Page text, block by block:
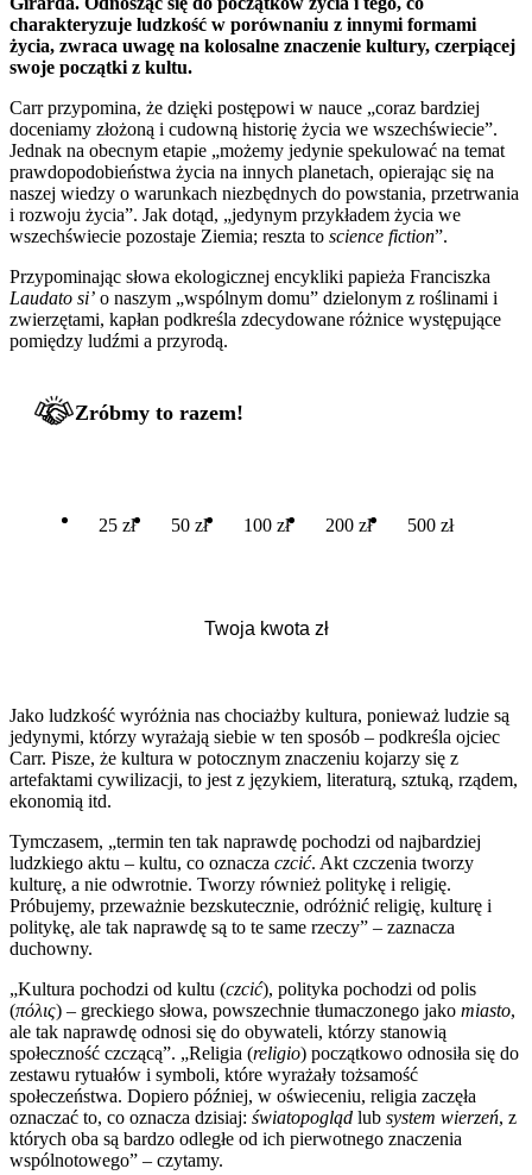
charakteryzuje ludzkość w porównaniu z innymi formami
życia, zwraca uwagę na kolosalne znaczenie kultury, czerpiącej
swoje początki z kultu.
Carr przypomina, że dzięki postępowi w nauce „coraz bardziej
doceniamy złożoną i cudowną historię życia we wszechświecie”.
Jednak na obecnym etapie „możemy jedynie spekulować na temat
prawdopodobieństwa życia na innych planetach, opierając się na
naszej wiedzy o warunkach niezbędnych do powstania, przetrwania
i rozwoju życia”. Jak dotąd, „jedynym przykładem życia we
wszechświecie pozostaje Ziemia; reszta to science fiction”.
Przypominając słowa ekologicznej encykliki papieża Franciszka
Laudato si’ o naszym „wspólnym domu” dzielonym z roślinami i
zwierzętami, kapłan podkreśla zdecydowane różnice występujące
pomiędzy ludźmi a przyrodą.
Zróbmy to razem!
25 zł 50 zł 100 zł 200 zł 500 zł
Jako ludzkość wyróżnia nas chociażby kultura, ponieważ ludzie są
jedynymi, którzy wyrażają siebie w ten sposób – podkreśla ojciec
Carr. Pisze, że kultura w potocznym znaczeniu kojarzy się z
artefaktami cywilizacji, to jest z językiem, literaturą, sztuką, rządem,
ekonomią itd.
Tymczasem, „termin ten tak naprawdę pochodzi od najbardziej
ludzkiego aktu – kultu, co oznacza czcić. Akt czczenia tworzy
kulturę, a nie odwrotnie. Tworzy również politykę i religię.
Próbujemy, przeważnie bezskutecznie, odróżnić religię, kulturę i
politykę, ale tak naprawdę są to te same rzeczy” – zaznacza
duchowny.
„Kultura pochodzi od kultu (czcić), polityka pochodzi od polis
(πόλις) – greckiego słowa, powszechnie tłumaczonego jako miasto,
ale tak naprawdę odnosi się do obywateli, którzy stanowią
społeczność czczącą”. „Religia (religio) początkowo odnosiła się do
zestawu rytuałów i symboli, które wyrażały tożsamość
społeczeństwa. Dopiero później, w oświeceniu, religia zaczęła
oznaczać to, co oznacza dzisiaj: światopogląd lub system wierzeń, z
których oba są bardzo odległe od ich pierwotnego znaczenia
wspólnotowego” – czytamy.